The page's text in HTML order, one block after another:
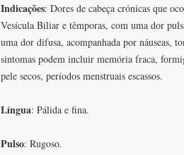
Indicações: Dores de cabeça crónicas que
Vesícula Biliar e têmporas, com uma dor
uma dor difusa, acompanhada por náuseas,
sintomas podem incluir memória fraca,
pele secos, períodos menstruais escassos.
Língua: Pálida e fina.
Pulso: Rugoso.